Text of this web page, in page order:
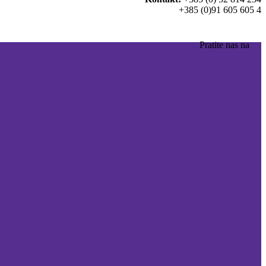
+385 (0)91 605 605 4
Pratite nas na